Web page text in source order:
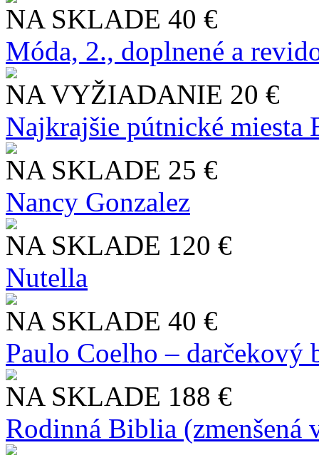
NA SKLADE 40 €
Móda, 2., doplnené a
NA VYŽIADANIE 20 €
Najkrajšie pútnické miesta
NA SKLADE 25 €
Nancy Gonzalez
NA SKLADE 120 €
Nutella
NA SKLADE 40 €
Paulo Coelho – darčekový
NA SKLADE 188 €
Rodinná Biblia (zmenšená